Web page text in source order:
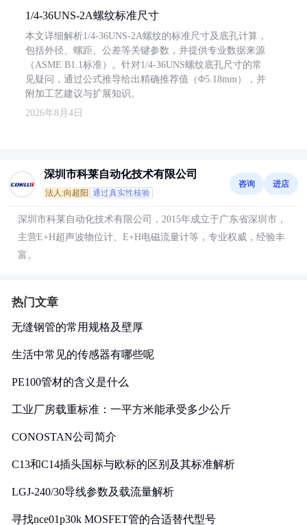
1/4-36UNS-2A螺纹标准尺寸
本文详细解析1/4-36UNS-2A螺纹的标准尺寸及底孔计算，
包括外径、螺距、公差等关键参数，并提供专业数据来源
（ASME B1.1标准）。针对1/4-36UNS螺纹底孔尺寸的常
见疑问，通过公式推导给出精确推荐值（Φ5.18mm），并
附加工艺建议与扩展知识。
2026年8月4日
深圳市科莱自动化技术有限公司
法人:向超阳 通过真实性核验
咨询 进店
深圳市科莱自动化技术有限公司，2015年成立于广东省深圳市，
主营E+H超声波物位计、E+H电磁流量计等，专业权威，经验丰
富。
热门文章
无缝钢管的常用规格及壁厚
生活中常见的传感器有哪些呢
PE100管材的含义是什么
工业厂房载重标准：一平方米能承受多少公斤
CONOSTAN公司简介
C13和C14插头国标与欧标的区别及其标准解析
LGJ-240/30导线参数及载流量解析
寻找nce01p30k MOSFET管的合适替代型号